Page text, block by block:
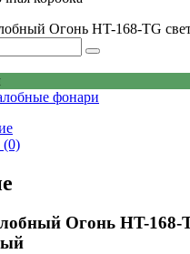
Огонь HT-168-TG
фонари
Огонь HT-168-